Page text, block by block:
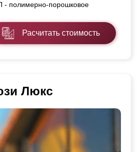
- полимерно-порошковое
Расчитать стоимость
Люкс